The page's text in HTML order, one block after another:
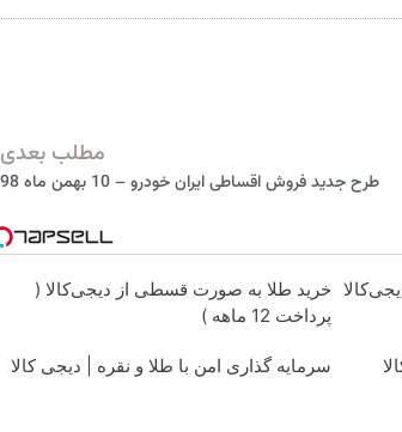
مطلب بعدی
طرح جدید فروش اقساطی ایران خودرو – 10 بهمن ماه 98
خرید طلا به صورت قسطی از دیجی‌کالا (
پرداخت 12 ماهه )
سرمایه گذاری امن با طلا و نقره | دیجی کالا